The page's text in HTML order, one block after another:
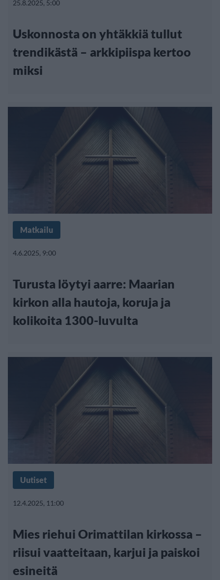
25.8.2025, 5:00
Uskonnosta on yhtäkkiä tullut
trendikästä – arkkipiispa kertoo
miksi
Matkailu
4.6.2025, 9:00
Turusta löytyi aarre: Maarian
kirkon alla hautoja, koruja ja
kolikoita 1300-luvulta
Uutiset
12.4.2025, 11:00
Mies riehui Orimattilan kirkossa –
riisui vaatteitaan, karjui ja paiskoi
esineitä